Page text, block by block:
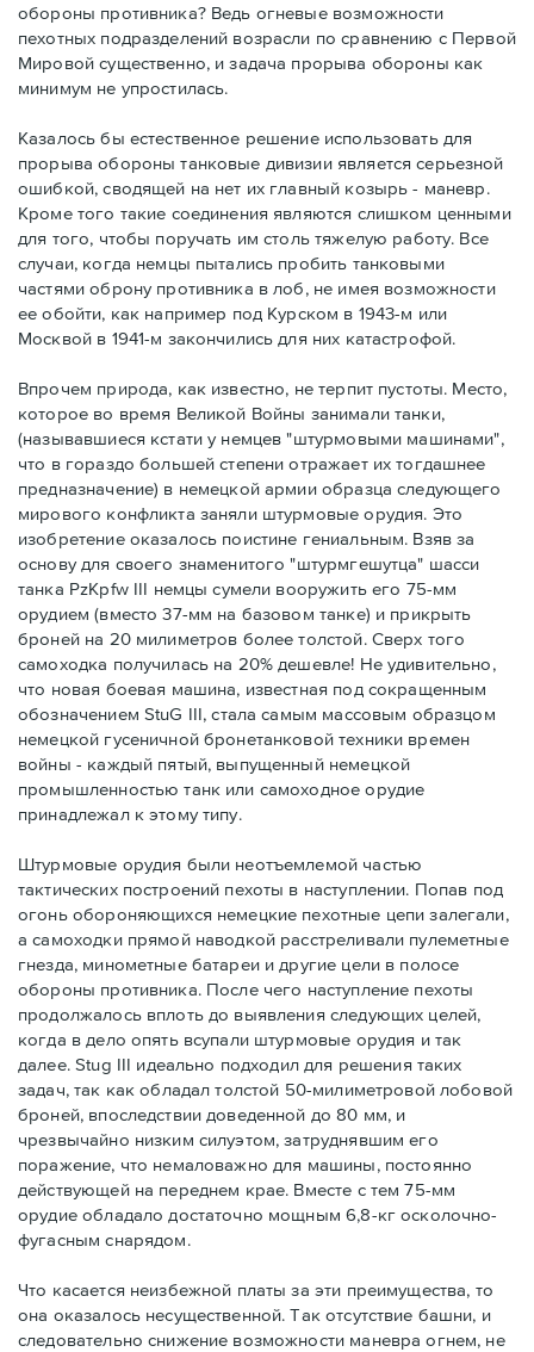
обороны противника? Ведь огневые возможности
пехотных подразделений возрасли по сравнению с Первой
Мировой существенно, и задача прорыва обороны как
минимум не упростилась.
Казалось бы естественное решение использовать для
прорыва обороны танковые дивизии является серьезной
ошибкой, сводящей на нет их главный козырь - маневр.
Кроме того такие соединения являются слишком ценными
для того, чтобы поручать им столь тяжелую работу. Все
случаи, когда немцы пытались пробить танковыми
частями оброну противника в лоб, не имея возможности
ее обойти, как например под Курском в 1943-м или
Москвой в 1941-м закончились для них катастрофой.
Впрочем природа, как известно, не терпит пустоты. Место,
которое во время Великой Войны занимали танки,
(называвшиеся кстати у немцев "штурмовыми машинами",
что в гораздо большей степени отражает их тогдашнее
предназначение) в немецкой армии образца следующего
мирового конфликта заняли штурмовые орудия. Это
изобретение оказалось поистине гениальным. Взяв за
основу для своего знаменитого "штурмгешутца" шасси
танка PzKpfw III немцы сумели вооружить его 75-мм
орудием (вместо 37-мм на базовом танке) и прикрыть
броней на 20 милиметров более толстой. Сверх того
самоходка получилась на 20% дешевле! Не удивительно,
что новая боевая машина, известная под сокращенным
обозначением StuG III, стала самым массовым образцом
немецкой гусеничной бронетанковой техники времен
войны - каждый пятый, выпущенный немецкой
промышленностью танк или самоходное орудие
принадлежал к этому типу.
Штурмовые орудия были неотъемлемой частью
тактических построений пехоты в наступлении. Попав под
огонь обороняющихся немецкие пехотные цепи залегали,
а самоходки прямой наводкой расстреливали пулеметные
гнезда, минометные батареи и другие цели в полосе
обороны противника. После чего наступление пехоты
продолжалось вплоть до выявления следующих целей,
когда в дело опять всупали штурмовые орудия и так
далее. Stug III идеально подходил для решения таких
задач, так как обладал толстой 50-милиметровой лобовой
броней, впоследствии доведенной до 80 мм, и
чрезвычайно низким силуэтом, затруднявшим его
поражение, что немаловажно для машины, постоянно
действующей на переднем крае. Вместе с тем 75-мм
орудие обладало достаточно мощным 6,8-кг осколочно-
фугасным снарядом.
Что касается неизбежной платы за эти преимущества, то
она оказалось несущественной. Так отсутствие башни, и
следовательно снижение возможности маневра огнем, не